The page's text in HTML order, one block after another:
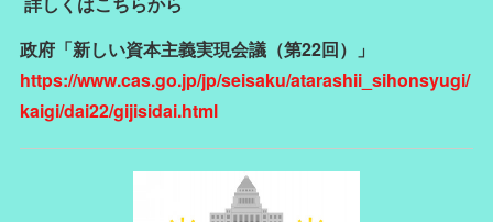
政府「新しい資本主義実現会議（第22回）」
https://www.cas.go.jp/jp/seisaku/atarashii_sihonsyugi/
kaigi/dai22/gijisidai.html